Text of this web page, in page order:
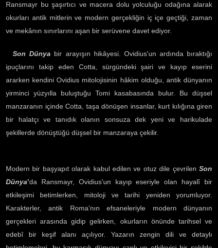
Ransmayr bu şaşırtıcı ve macera dolu yolculuğu odağına alarak
okurları antik mitlerin ve modern gerçekliğin iç içe geçtiği, zaman
ve mekânın sınırlarını aşan bir serüvene davet ediyor.
Son Dünya bir arayışın hikâyesi. Ovidius'un ardında bıraktığı
ipuçlarını takip eden Cotta, sürgündeki şairi ve kayıp eserini
ararken kendini Ovidius mitolojisinin hâkim olduğu, antik dünyanın
yirminci yüzyılla buluştuğu Tomi kasabasında bulur. Bu düşsel
manzaranın içinde Cotta, taşa dönüşen insanlar, kurt kılığına giren
bir halatçı ve tanıdık olanın sonsuza dek yeni ve harikulade
şekillerde dönüştüğü düşsel bir manzaraya çekilir.
Modern bir başyapıt olarak kabul edilen ve otuz dile çevrilen Son
Dünya’da Ransmayr, Ovidius'un kayıp eseriyle olan hayalî bir
etkileşimi betimlerken, mitoloji ve tarihi yeniden yorumluyor.
Karakterler, antik Roma'nın efsaneleriyle modern dünyanın
gerçekleri arasında gidip gelirken, okurların önünde tarihsel ve
edebî bir keşif alanı açılıyor. Yazarın zengin dili ve detaylı